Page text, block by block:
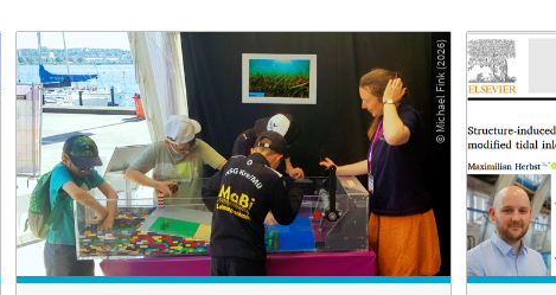
© Michael Fink (2026)